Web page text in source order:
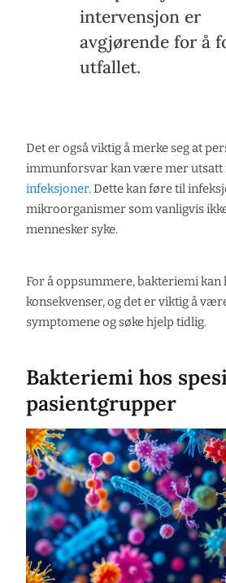
intervensjon er
avgjørende for å
utfallet.
Det er også viktig å merke seg at
immunforsvar kan være mer utsatt
infeksjoner. Dette kan føre til
mikroorganismer som vanligvis
mennesker syke.
For å oppsummere, bakteriemi kan
konsekvenser, og det er viktig å
symptomene og søke hjelp tidlig.
Bakteriemi hos
pasientgrupper